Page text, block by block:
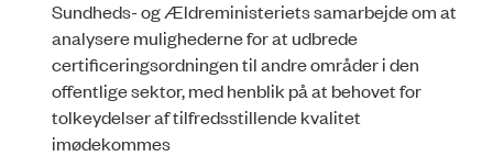
Sundheds- og Ældreministeriets samarbejde om at
analyse­re mulighederne for at udbrede
certificeringsordningen til andre områder i den
offentlige sektor, med henblik på at behovet for
tolkeydelser af tilfredsstillende kvalitet
imødekommes